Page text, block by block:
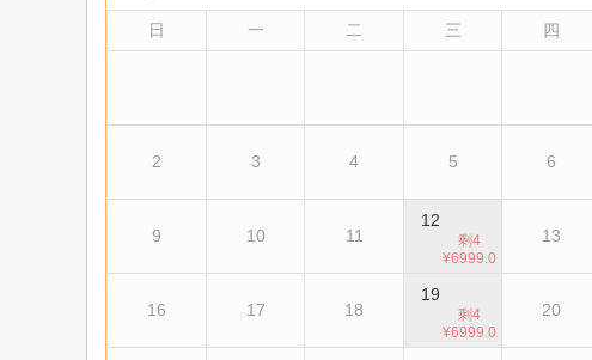
日 一 二 三 四
2 3 4 5 6
9 10 11
12
剩4
¥6999.0
13
16 17 18
19
剩4
¥6999.0
0
20